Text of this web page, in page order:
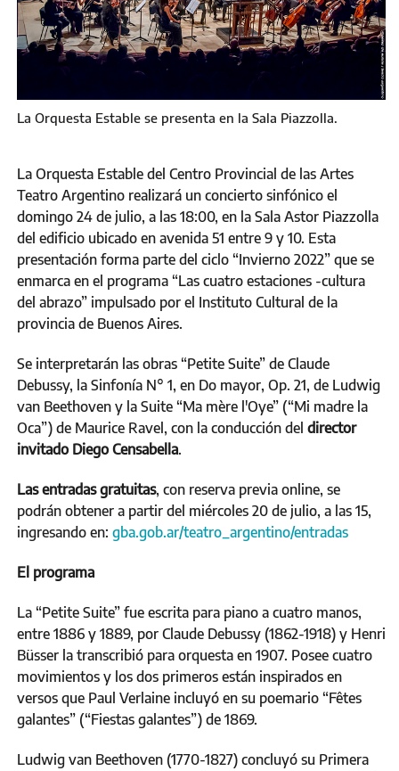
La Orquesta Estable se presenta en la Sala Piazzolla.
La Orquesta Estable del Centro Provincial de las Artes
Teatro Argentino realizará un concierto sinfónico el
domingo 24 de julio, a las 18:00, en la Sala Astor Piazzolla
del edificio ubicado en avenida 51 entre 9 y 10. Esta
presentación forma parte del ciclo “Invierno 2022” que se
enmarca en el programa “Las cuatro estaciones -cultura
del abrazo” impulsado por el Instituto Cultural de la
provincia de Buenos Aires.
Se interpretarán las obras “Petite Suite” de Claude
Debussy, la Sinfonía N° 1, en Do mayor, Op. 21, de Ludwig
van Beethoven y la Suite “Ma mère l'Oye” (“Mi madre la
Oca”) de Maurice Ravel, con la conducción del director
invitado Diego Censabella.
Las entradas gratuitas, con reserva previa online, se
podrán obtener a partir del miércoles 20 de julio, a las 15,
ingresando en: gba.gob.ar/teatro_argentino/entradas
El programa
La “Petite Suite” fue escrita para piano a cuatro manos,
entre 1886 y 1889, por Claude Debussy (1862-1918) y Henri
Büsser la transcribió para orquesta en 1907. Posee cuatro
movimientos y los dos primeros están inspirados en
versos que Paul Verlaine incluyó en su poemario “Fêtes
galantes” (“Fiestas galantes”) de 1869.
Ludwig van Beethoven (1770-1827) concluyó su Primera